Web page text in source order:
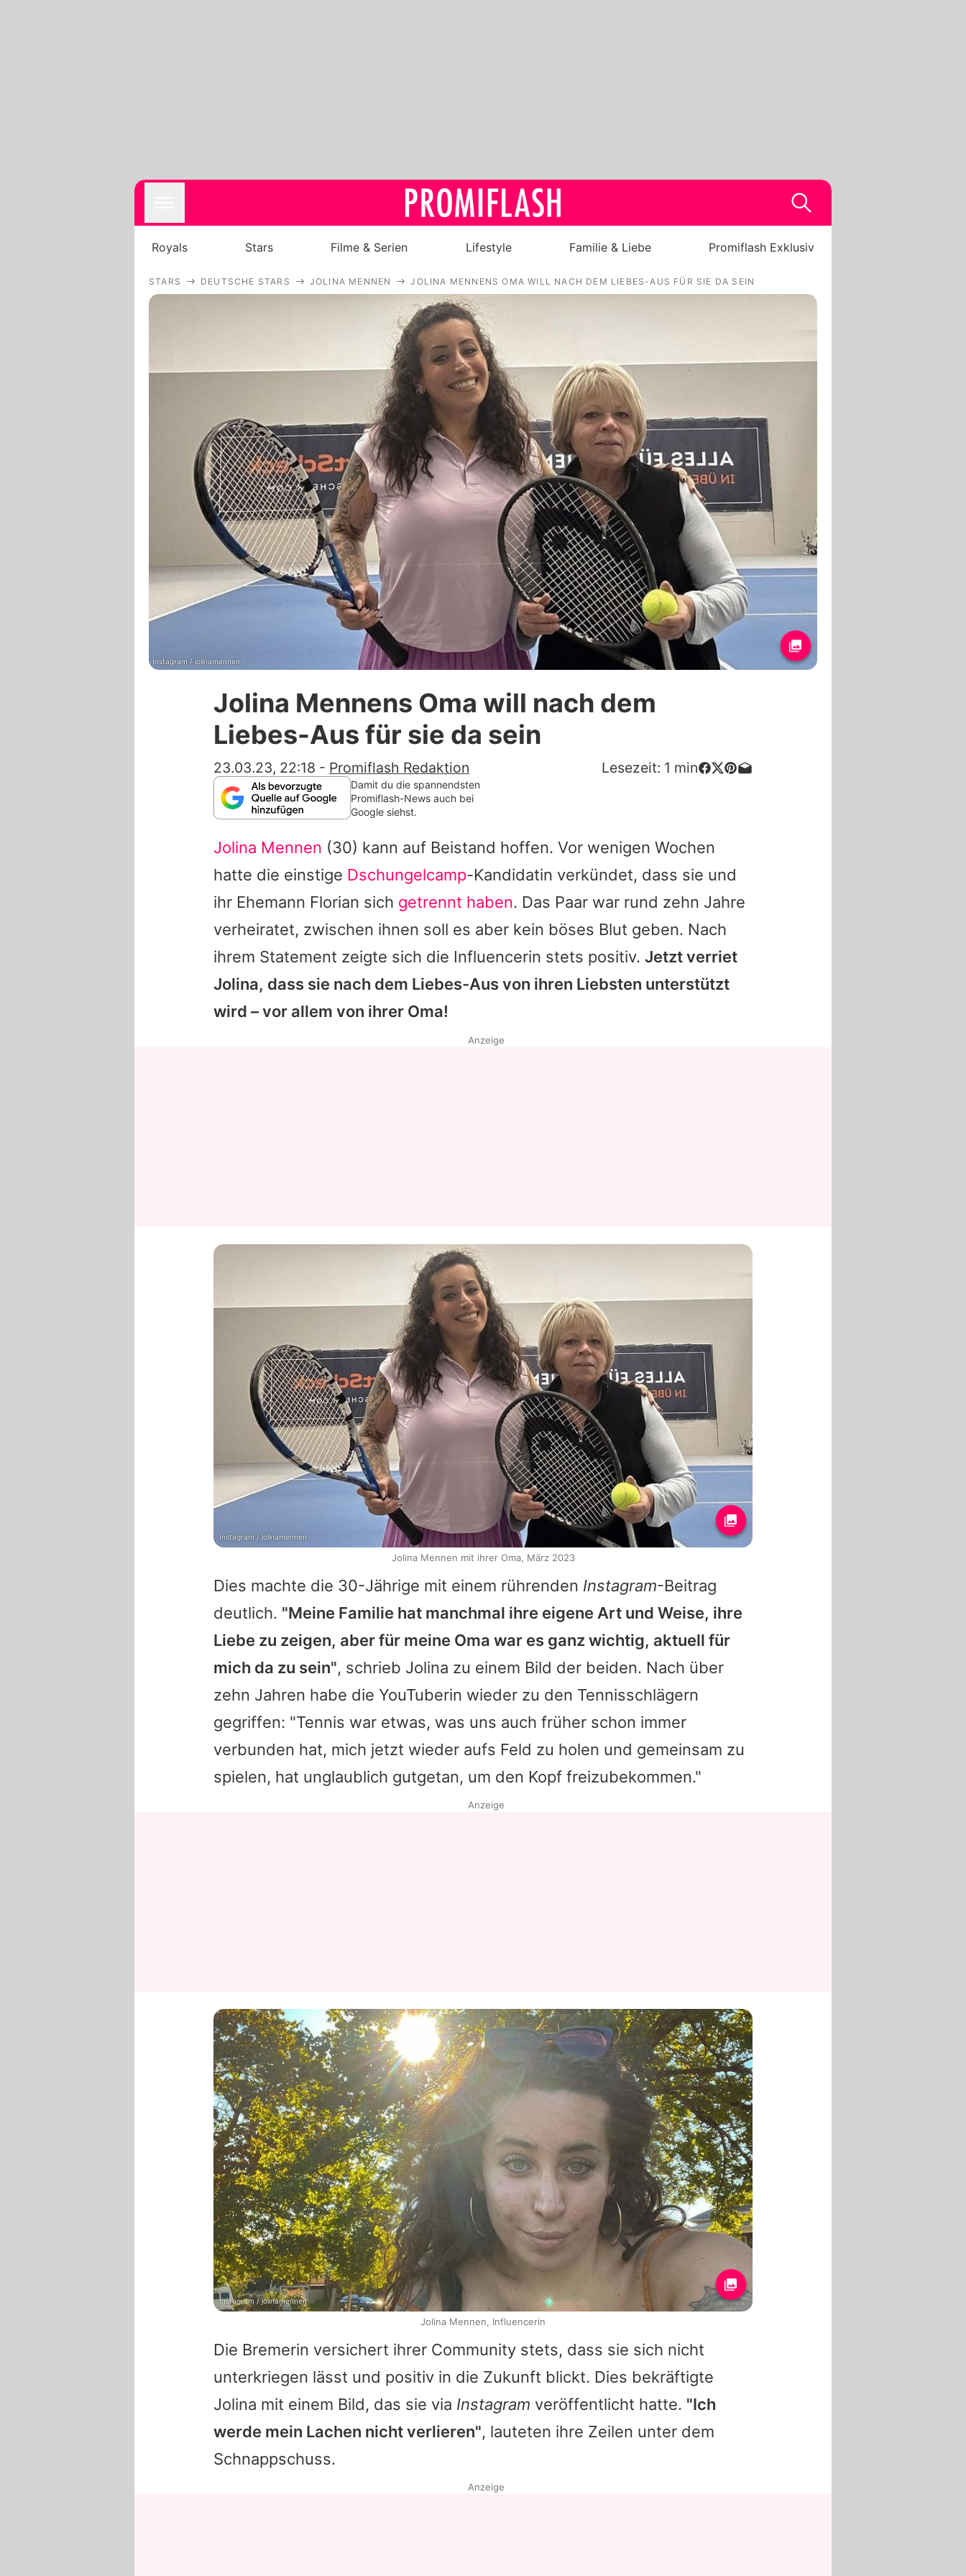
Royals
Stars
Filme & Serien
Lifestyle
Familie & Liebe
Promiflash Exklusiv
Alle Themen auf Promiflash
Jobs
App runterladen
Redaktionelle Richtlinien
Impressum
Datenschutzerklärung
Nutzungsbedingungen
Utiq verwalten
Royals Stars Filme & Serien Lifestyle Familie & Liebe Promiflash Exklusiv
STARS DEUTSCHE STARS JOLINA MENNEN JOLINA MENNENS OMA WILL NACH DEM LIEBES-AUS FÜR SIE DA SEIN
Instagram / jolinamennen
Jolina Mennens Oma will nach dem
Liebes-Aus für sie da sein
23.03.23, 22:18 - Promiflash Redaktion Lesezeit: 1 min
Damit du die spannendsten
Promiflash-News auch bei
Google siehst.
Jolina Mennen (30) kann auf Beistand hoffen. Vor wenigen Wochen
hatte die einstige Dschungelcamp-Kandidatin verkündet, dass sie und
ihr Ehemann Florian sich getrennt haben. Das Paar war rund zehn Jahre
verheiratet, zwischen ihnen soll es aber kein böses Blut geben. Nach
ihrem Statement zeigte sich die Influencerin stets positiv. Jetzt verriet
Jolina, dass sie nach dem Liebes-Aus von ihren Liebsten unterstützt
wird – vor allem von ihrer Oma!
Dies machte die 30-Jährige mit einem rührenden Instagram-Beitrag
deutlich. "Meine Familie hat manchmal ihre eigene Art und Weise, ihre
Liebe zu zeigen, aber für meine Oma war es ganz wichtig, aktuell für
mich da zu sein", schrieb Jolina zu einem Bild der beiden. Nach über
zehn Jahren habe die YouTuberin wieder zu den Tennisschlägern
gegriffen: "Tennis war etwas, was uns auch früher schon immer
verbunden hat, mich jetzt wieder aufs Feld zu holen und gemeinsam zu
spielen, hat unglaublich gutgetan, um den Kopf freizubekommen."
Die Bremerin versichert ihrer Community stets, dass sie sich nicht
unterkriegen lässt und positiv in die Zukunft blickt. Dies bekräftigte
Jolina mit einem Bild, das sie via Instagram veröffentlicht hatte. "Ich
werde mein Lachen nicht verlieren", lauteten ihre Zeilen unter dem
Schnappschuss.
Anzeige
Instagram / jolinamennen
Jolina Mennen mit ihrer Oma, März 2023
Anzeige
Instagram / jolinamennen
Jolina Mennen, Influencerin
Anzeige